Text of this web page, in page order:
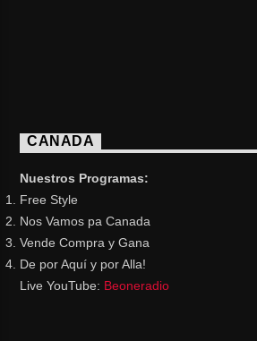
CANADA
Nuestros Programas:
Free Style
Nos Vamos pa Canada
Vende Compra y Gana
De por Aquí y por Alla!
Live YouTube: Beoneradio